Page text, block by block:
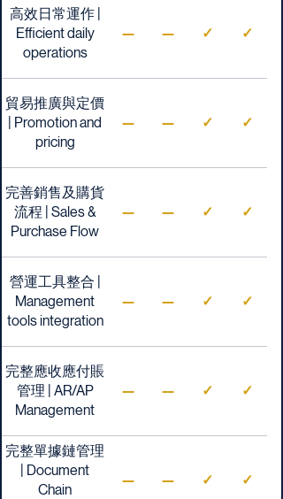
高效日常運作 |
Efficient daily
operations
— — ✓ ✓
貿易推廣與定價
| Promotion and
pricing
— — ✓ ✓
完善銷售及購貨
流程 | Sales &
Purchase Flow
— — ✓ ✓
營運工具整合 |
Management
tools integration
— — ✓ ✓
完整應收應付賬
管理 | AR/AP
Management
— — ✓ ✓
完整單據鏈管理
| Document
Chain
— — ✓ ✓